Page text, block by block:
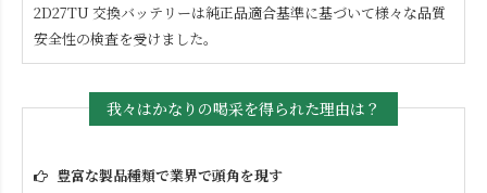
2D27TU 交換バッテリーは純正品適合基準に基づいて様々な品質
安全性の検査を受けました。
我々はかなりの喝采を得られた理由は？
豊富な製品種類で業界で頭角を現す